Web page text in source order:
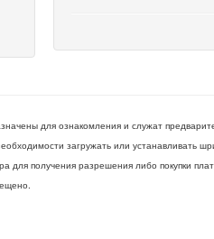
для ознакомления и служат
загружать или устанавливать
для получения разрешения либо покупки